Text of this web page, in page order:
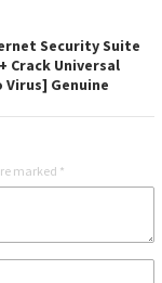
Security Suite
Crack Universal
Virus] Genuine
marked *